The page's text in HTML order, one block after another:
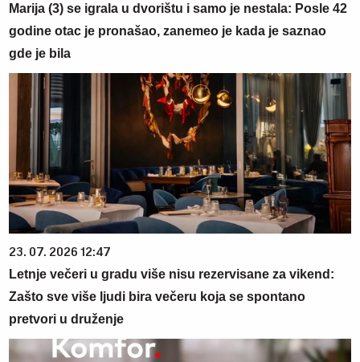
Marija (3) se igrala u dvorištu i samo je nestala: Posle 42
godine otac je pronašao, zanemeo je kada je saznao
gde je bila
23. 07. 2026 12:47
Letnje večeri u gradu više nisu rezervisane za vikend:
Zašto sve više ljudi bira večeru koja se spontano
pretvori u druženje